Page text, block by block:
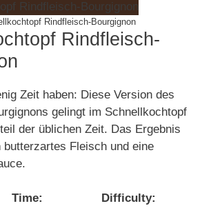
Rindfleisch-Bourgignon
Rindfleisch-
Zeit haben: Diese Version des
gelingt im Schnellkochtopf
der üblichen Zeit. Das Ergebnis
butterzartes Fleisch und eine
Time:
Difficulty: